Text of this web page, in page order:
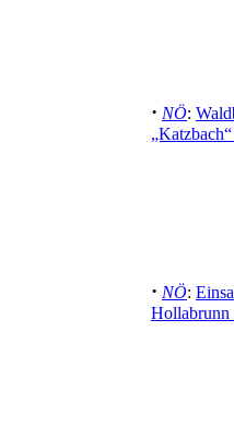
· NÖ:
· NÖ:
Hollabrunn